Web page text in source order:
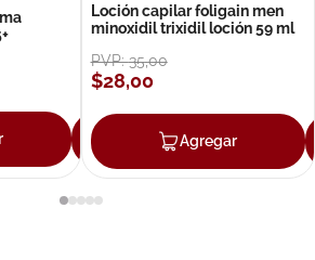
Agregar
Loción capilar foligain men
minoxidil trixidil loción 59 ml
PVP:35,00
$28,00
Agregar